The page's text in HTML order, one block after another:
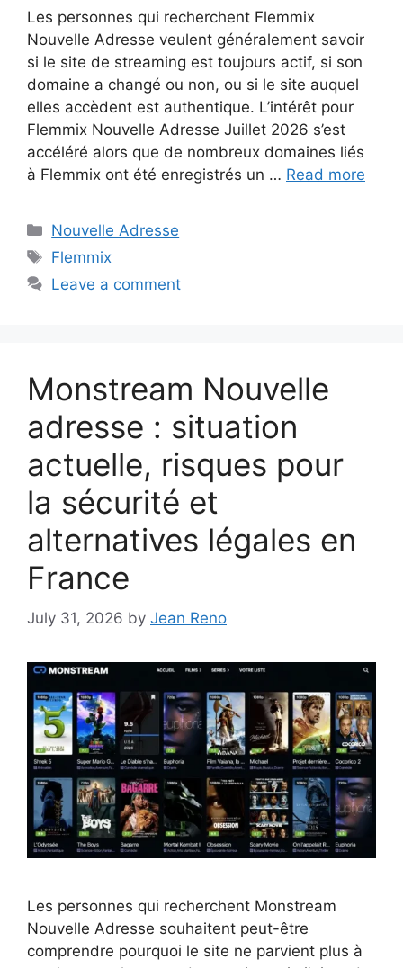
Les personnes qui recherchent Flemmix
Nouvelle Adresse veulent généralement savoir
si le site de streaming est toujours actif, si son
domaine a changé ou non, ou si le site auquel
elles accèdent est authentique. L’intérêt pour
Flemmix Nouvelle Adresse Juillet 2026 s’est
accéléré alors que de nombreux domaines liés
à Flemmix ont été enregistrés un … Read more
Categories
Nouvelle Adresse
Tags
Flemmix
Leave a comment
Monstream Nouvelle
adresse : situation
actuelle, risques pour
la sécurité et
alternatives légales en
France
July 31, 2026 by Jean Reno
Les personnes qui recherchent Monstream
Nouvelle Adresse souhaitent peut-être
comprendre pourquoi le site ne parvient plus à